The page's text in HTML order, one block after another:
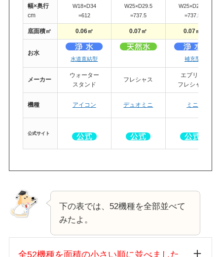
幅×奥行
cm
W18×D34
=612
W25×D29.5
=737.5
W25×D29.5
=737.5
底面積㎡ 0.06㎡ 0.07㎡ 0.07㎡
お水
水道直結型 補充型
メーカー
ウォーター
スタンド
フレシャス
エブリィ
フレシャス
機種 アイコン デュオミニ ミニ
公式サイト
下の表では、52機種を全部並べて
みたよ。
全52機種を面積の小さい順に並べました